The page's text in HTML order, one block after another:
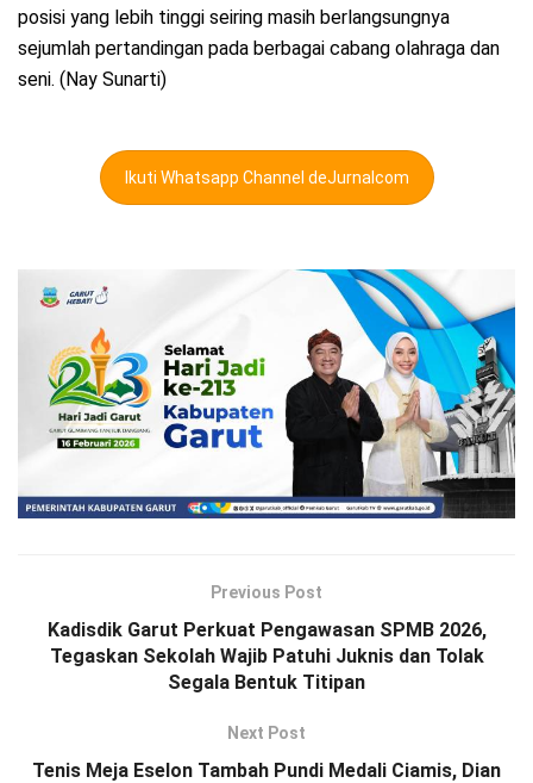
posisi yang lebih tinggi seiring masih berlangsungnya
sejumlah pertandingan pada berbagai cabang olahraga dan
seni. (Nay Sunarti)
Ikuti Whatsapp Channel deJurnalcom
Previous Post
Kadisdik Garut Perkuat Pengawasan SPMB 2026,
Tegaskan Sekolah Wajib Patuhi Juknis dan Tolak
Segala Bentuk Titipan
Next Post
Tenis Meja Eselon Tambah Pundi Medali Ciamis, Dian